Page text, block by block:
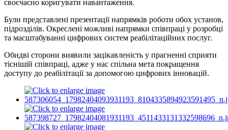
своєчасно коригувати навантаження.
Були представлені презентації напрямків роботи обох установ,
підрозділів. Окреслені можливі напрямки співпраці у розробці
та масштабуванні цифрових систем реабілітаційних послуг.
Обидві сторони виявили зацікавленість у прагненні сприяти
тіснішій співпраці, адже у нас спільна мета покращення
доступу до реабілітації за допомогою цифрових інновацій.